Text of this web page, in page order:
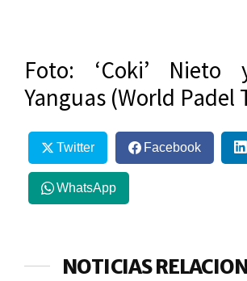
Foto: ‘Coki’ Nieto
Yanguas (World Padel
Twitter Facebook
WhatsApp
NOTICIAS